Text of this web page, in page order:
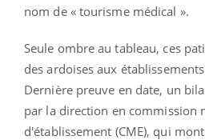
nom de « tourisme médical ».
Seule ombre au tableau, ces
des ardoises aux
Dernière preuve en date, un
par la direction en commission
d'établissement (CME), qui